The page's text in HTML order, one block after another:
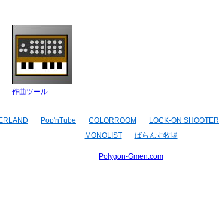
作曲ツール
Pop'nTube COLORROOM LOCK-ON SHOOTER
MONOLIST
ばらんす牧場
Polygon-Gmen.com